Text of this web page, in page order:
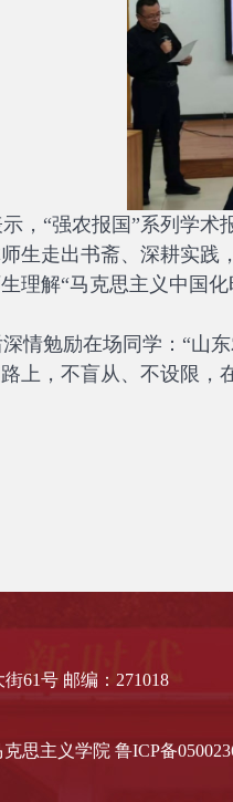
，“强农报国”系列学术
生走出书斋、深耕实践
理解“马克思主义中国
情勉励在场同学：“山
上，不盲从、不设限，
61号 邮编：271018
思主义学院 鲁ICP备